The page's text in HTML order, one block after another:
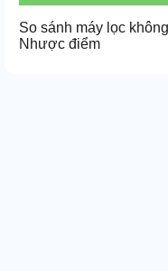
So sánh máy lọc
Nhược điểm